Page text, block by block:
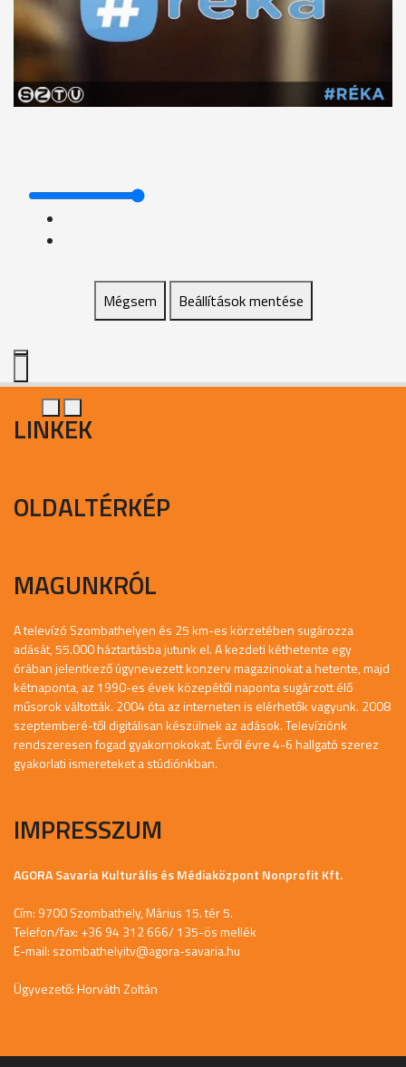
Mégsem Beállítások mentése
LINKEK
OLDALTÉRKÉP
MAGUNKRÓL
A televízó Szombathelyen és 25 km-es körzetében sugározza
adását, 55.000 háztartásba jutunk el. A kezdeti kéthetente egy
órában jelentkező úgynevezett konzerv magazinokat a hetente, majd
kétnaponta, az 1990-es évek közepétől naponta sugárzott élő
műsorok váltották. 2004 óta az interneten is elérhetők vagyunk. 2008
szeptemberé-től digitálisan készülnek az adások. Televíziónk
rendszeresen fogad gyakornokokat. Évről évre 4-6 hallgató szerez
gyakorlati ismereteket a stúdiónkban.
IMPRESSZUM
AGORA Savaria Kulturális és Médiaközpont Nonprofit Kft.
Cím: 9700 Szombathely, Márius 15. tér 5.
Telefon/fax: +36 94 312 666/ 135-ös mellék
E-mail: szombathelyitv@agora-savaria.hu
Ügyvezető: Horváth Zoltán